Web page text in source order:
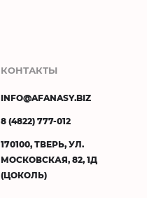
КОНТАКТЫ
INFO@AFANASY.BIZ
8 (4822) 777-012
170100, ТВЕРЬ, УЛ.
МОСКОВСКАЯ, 82, 1Д
(ЦОКОЛЬ)